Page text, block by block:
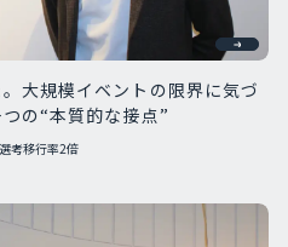
大規模イベントの限界に気づ
の“本質的な接点”
考移行率2倍